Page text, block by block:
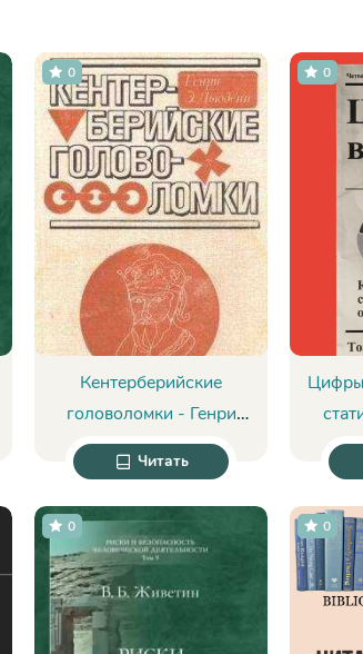
Кентерберийские
головоломки - Генри
Дьюдени
0
Читать
Цифры
0
0 0